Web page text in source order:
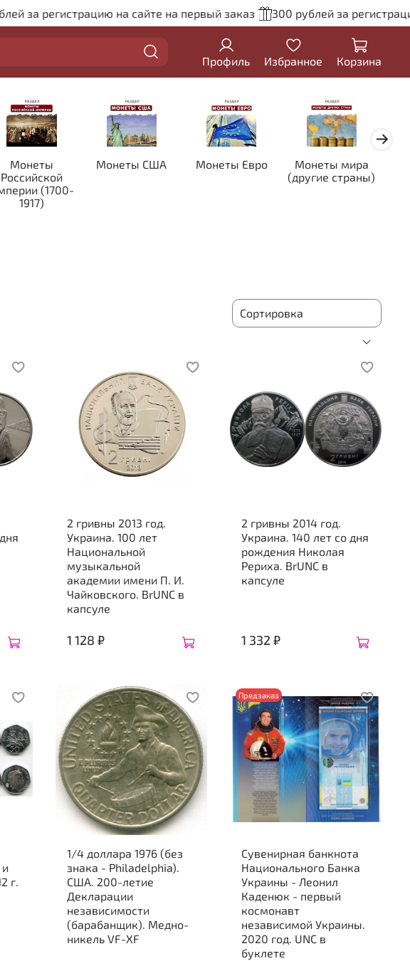
за регистрацию на сайте на первый заказ 300 рублей за
Профиль Избранное Корзина
Монеты
Российской
(1700-
1917)
Монеты США Монеты Евро
Монеты мира
(другие страны)
2 гривны 2013 год.
Украина. 100 лет
Национальной
музыкальной
академии имени П. И.
Чайковского. BrUNC в
капсуле
1 128 ₽
2 гривны 2014 год.
Украина. 140 лет со дня
рождения Николая
Рериха. BrUNC в
капсуле
1 332 ₽
1/4 доллара 1976 (без
знака - Philadelphia).
США. 200-летие
Декларации
независимости
(барабанщик). Медно-
никель VF-XF
Предзаказ
Сувенирная банкнота
Национального Банка
Украины - Леонил
Каденюк - первый
космонавт
независимой Украины.
2020 год. UNC в
буклете